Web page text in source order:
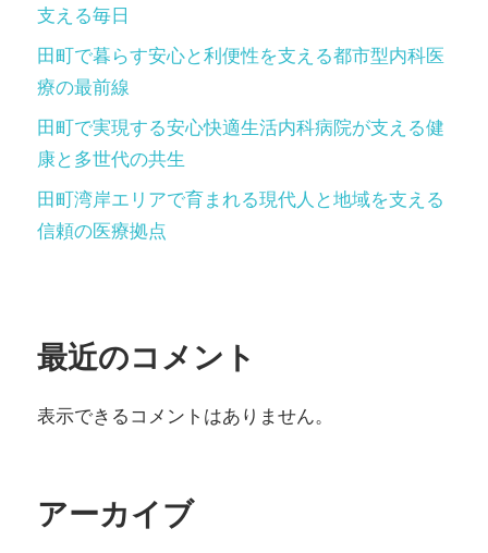
支える毎日
田町で暮らす安心と利便性を支える都市型内科医
療の最前線
田町で実現する安心快適生活内科病院が支える健
康と多世代の共生
田町湾岸エリアで育まれる現代人と地域を支える
信頼の医療拠点
最近のコメント
表示できるコメントはありません。
アーカイブ